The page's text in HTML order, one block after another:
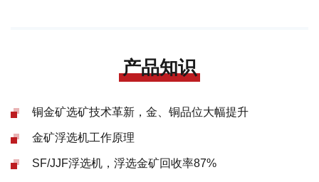
产品知识
铜金矿选矿技术革新，金、铜品位大幅提升
金矿浮选机工作原理
SF/JJF浮选机，浮选金矿回收率87%